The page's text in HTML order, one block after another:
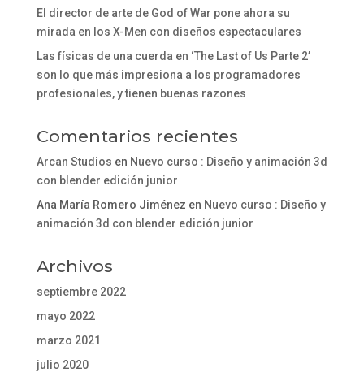
El director de arte de God of War pone ahora su
mirada en los X-Men con diseños espectaculares
Las físicas de una cuerda en ‘The Last of Us Parte 2’
son lo que más impresiona a los programadores
profesionales, y tienen buenas razones
Comentarios recientes
Arcan Studios en Nuevo curso : Diseño y animación 3d
con blender edición junior
Ana María Romero Jiménez en Nuevo curso : Diseño y
animación 3d con blender edición junior
Archivos
septiembre 2022
mayo 2022
marzo 2021
julio 2020